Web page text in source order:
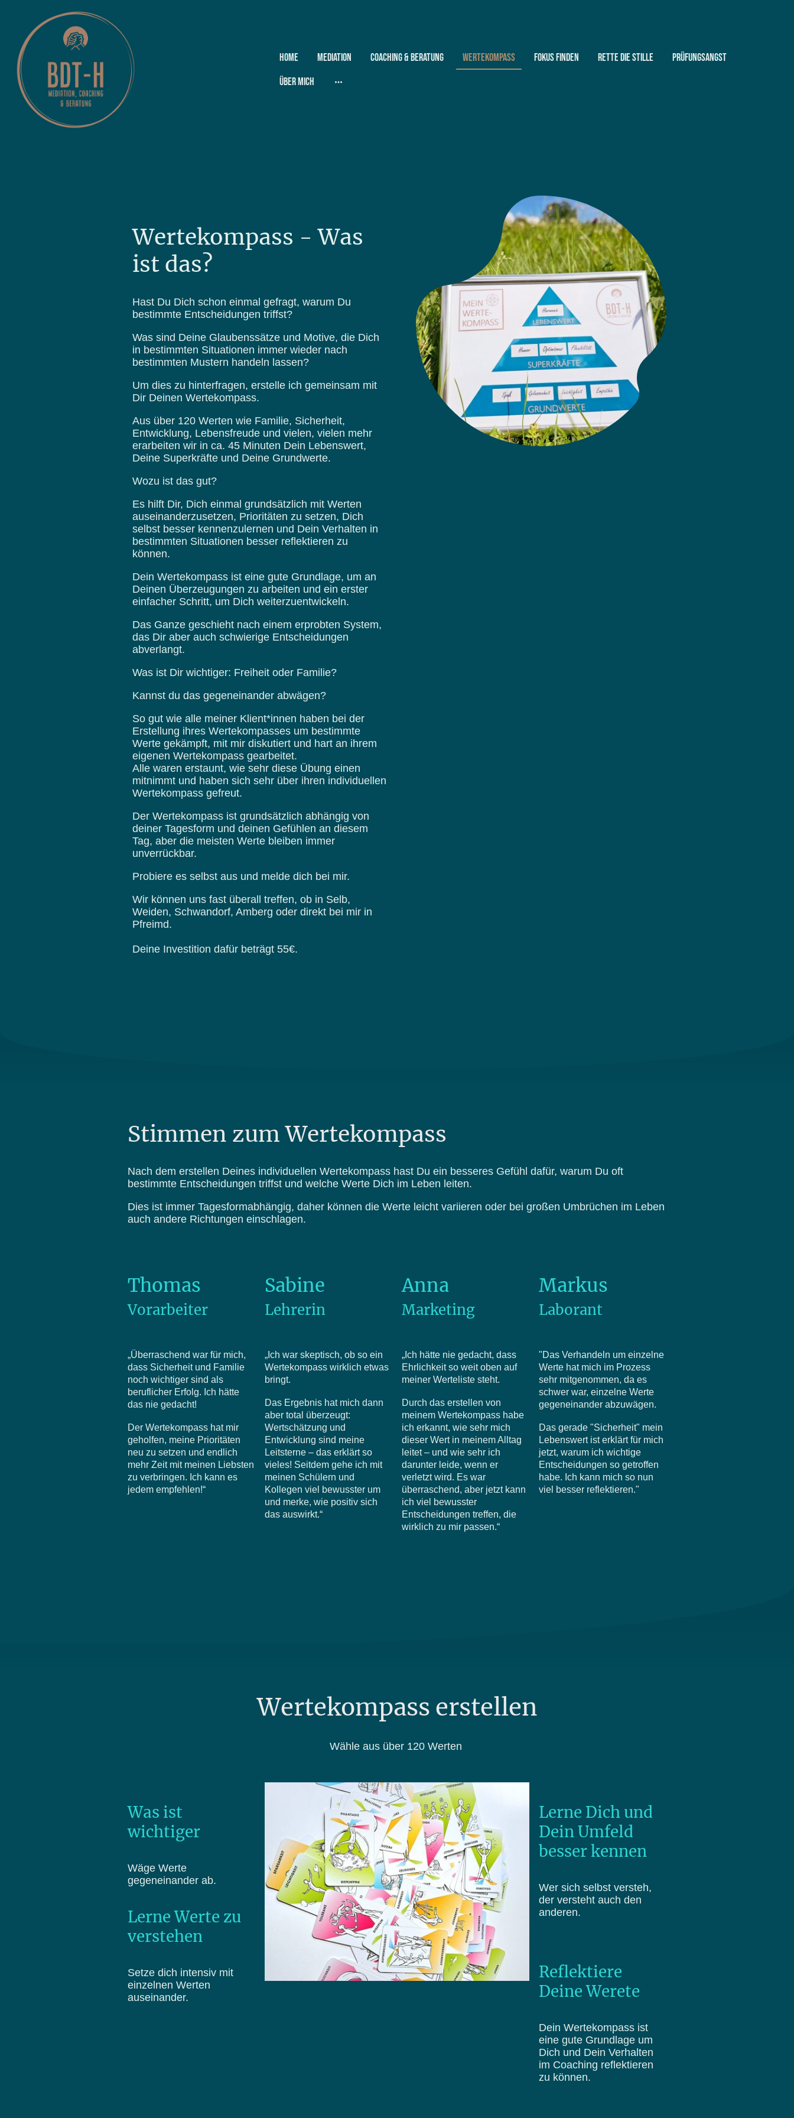
Home Mediation Coaching & Beratung Wertekompass Fokus finden Rette die Stille
Prüfungsangst
Über Mich
Wertekompass - Was
ist das?
Hast Du Dich schon einmal gefragt, warum Du
bestimmte Entscheidungen triffst?
Was sind Deine Glaubenssätze und Motive, die Dich
in bestimmten Situationen immer wieder nach
bestimmten Mustern handeln lassen?
Um dies zu hinterfragen, erstelle ich gemeinsam mit
Dir Deinen Wertekompass.
Aus über 120 Werten wie Familie, Sicherheit,
Entwicklung, Lebensfreude und vielen, vielen mehr
erarbeiten wir in ca. 45 Minuten Dein Lebenswert,
Deine Superkräfte und Deine Grundwerte.
Wozu ist das gut?
Es hilft Dir, Dich einmal grundsätzlich mit Werten
auseinanderzusetzen, Prioritäten zu setzen, Dich
selbst besser kennenzulernen und Dein Verhalten in
bestimmten Situationen besser reflektieren zu
können.
Dein Wertekompass ist eine gute Grundlage, um an
Deinen Überzeugungen zu arbeiten und ein erster
einfacher Schritt, um Dich weiterzuentwickeln.
Das Ganze geschieht nach einem erprobten System,
das Dir aber auch schwierige Entscheidungen
abverlangt.
Was ist Dir wichtiger: Freiheit oder Familie?
Kannst du das gegeneinander abwägen?
So gut wie alle meiner Klient*innen haben bei der
Erstellung ihres Wertekompasses um bestimmte
Werte gekämpft, mit mir diskutiert und hart an ihrem
eigenen Wertekompass gearbeitet.
Alle waren erstaunt, wie sehr diese Übung einen
mitnimmt und haben sich sehr über ihren individuellen
Wertekompass gefreut.
Der Wertekompass ist grundsätzlich abhängig von
deiner Tagesform und deinen Gefühlen an diesem
Tag, aber die meisten Werte bleiben immer
unverrückbar.
Probiere es selbst aus und melde dich bei mir.
Wir können uns fast überall treffen, ob in Selb,
Weiden, Schwandorf, Amberg oder direkt bei mir in
Pfreimd.
Deine Investition dafür beträgt 55€.
Stimmen zum Wertekompass
Nach dem erstellen Deines individuellen Wertekompass hast Du ein besseres Gefühl dafür, warum Du oft
bestimmte Entscheidungen triffst und welche Werte Dich im Leben leiten.
Dies ist immer Tagesformabhängig, daher können die Werte leicht variieren oder bei großen Umbrüchen im Leben
auch andere Richtungen einschlagen.
Thomas
Vorarbeiter
„Überraschend war für mich,
dass Sicherheit und Familie
noch wichtiger sind als
beruflicher Erfolg. Ich hätte
das nie gedacht!
Der Wertekompass hat mir
geholfen, meine Prioritäten
neu zu setzen und endlich
mehr Zeit mit meinen Liebsten
zu verbringen. Ich kann es
jedem empfehlen!“
Sabine
Lehrerin
„Ich war skeptisch, ob so ein
Wertekompass wirklich etwas
bringt.
Das Ergebnis hat mich dann
aber total überzeugt:
Wertschätzung und
Entwicklung sind meine
Leitsterne – das erklärt so
vieles! Seitdem gehe ich mit
meinen Schülern und
Kollegen viel bewusster um
und merke, wie positiv sich
das auswirkt.“
Anna
Marketing
„Ich hätte nie gedacht, dass
Ehrlichkeit so weit oben auf
meiner Werteliste steht.
Durch das erstellen von
meinem Wertekompass habe
ich erkannt, wie sehr mich
dieser Wert in meinem Alltag
leitet – und wie sehr ich
darunter leide, wenn er
verletzt wird. Es war
überraschend, aber jetzt kann
ich viel bewusster
Entscheidungen treffen, die
wirklich zu mir passen.“
Markus
Laborant
"Das Verhandeln um einzelne
Werte hat mich im Prozess
sehr mitgenommen, da es
schwer war, einzelne Werte
gegeneinander abzuwägen.
Das gerade "Sicherheit" mein
Lebenswert ist erklärt für mich
jetzt, warum ich wichtige
Entscheidungen so getroffen
habe. Ich kann mich so nun
viel besser reflektieren."
Wertekompass erstellen
Wähle aus über 120 Werten
Was ist
wichtiger
Wäge Werte
gegeneinander ab.
Lerne Werte zu
verstehen
Setze dich intensiv mit
einzelnen Werten
auseinander.
Lerne Dich und
Dein Umfeld
besser kennen
Wer sich selbst versteh,
der versteht auch den
anderen.
Reflektiere
Deine Werete
Dein Wertekompass ist
eine gute Grundlage um
Dich und Dein Verhalten
im Coaching reflektieren
zu können.